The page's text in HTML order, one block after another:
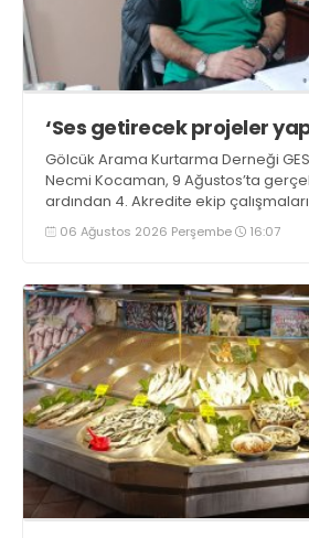
‘Ses getirecek projeler
Gölcük Arama Kurtarma Derneği
Necmi Kocaman, 9 Ağustos’ta
ardından 4. Akredite ekip
tamamlayacaklarını ifade ederek
bulundu. Kocaman, “Gölcük’te ve
06 Ağustos 2026 Perşembe 16:07